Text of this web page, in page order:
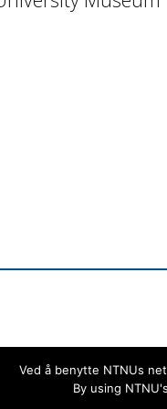
Ved å benytte NTNUs
By using